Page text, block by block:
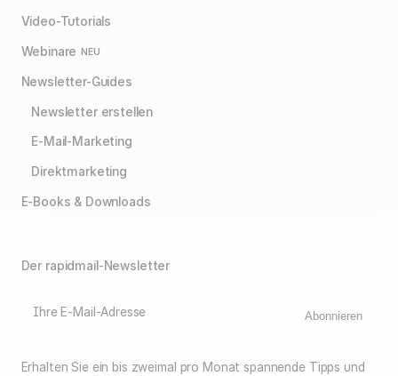
Video-Tutorials
Webinare NEU
Newsletter-Guides
Newsletter erstellen
E-Mail-Marketing
Direktmarketing
E-Books & Downloads
Der rapidmail-Newsletter
Ihre E-Mail-Adresse Abonnieren
Erhalten Sie ein bis zweimal pro Monat spannende Tipps und